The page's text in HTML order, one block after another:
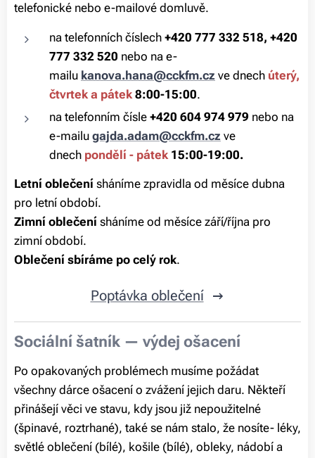
telefonické nebo e-mailové domluvě.
na telefonních číslech +420 777 332 518, +420
777 332 520 nebo na e-
mailu kanova.hana@cckfm.cz ve dnech úterý,
čtvrtek a pátek8:00-15:00.
na telefonním čísle +420 604 974 979 nebo na
e-mailu gajda.adam@cckfm.cz ve
dnech pondělí - pátek 15:00-19:00.
Letní oblečení sháníme zpravidla od měsíce dubna
pro letní období.
Zimní oblečení sháníme od měsíce září/října pro
zimní období.
Oblečení sbíráme po celý rok.
Poptávka oblečení
Sociální šatník — výdej ošacení
Po opakovaných problémech musíme požádat
všechny dárce ošacení o zvážení jejich daru. Někteří
přinášejí věci ve stavu, kdy jsou již nepoužitelné
(špinavé, roztrhané), také se nám stalo, že nosíte- léky,
světlé oblečení (bílé), košile (bílé), obleky, nádobí a